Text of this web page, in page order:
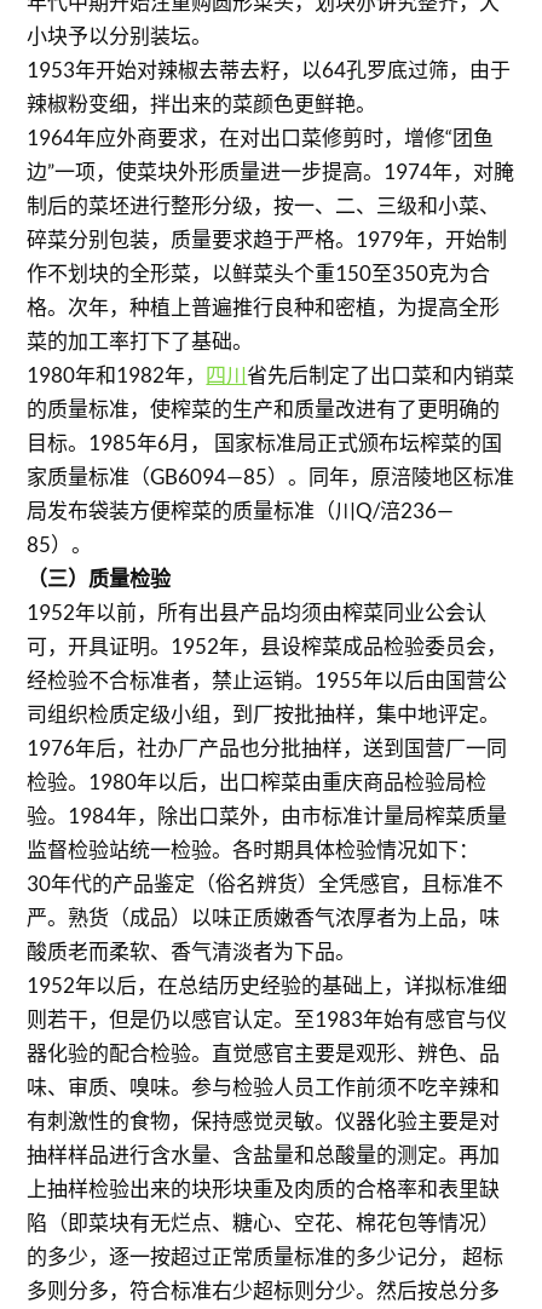
小块予以分别装坛。
1953年开始对辣椒去蒂去籽，以64孔罗底过筛，由于
辣椒粉变细，拌出来的菜颜色更鲜艳。
1964年应外商要求，在对出口菜修剪时，增修“团鱼
边”一项，使菜块外形质量进一步提高。1974年，对腌
制后的菜坯进行整形分级，按一、二、三级和小菜、
碎菜分别包装，质量要求趋于严格。1979年，开始制
作不划块的全形菜，以鲜菜头个重150至350克为合
格。次年，种植上普遍推行良种和密植，为提高全形
菜的加工率打下了基础。
1980年和1982年， 四川省先后制定了出口菜和内销菜
的质量标准，使榨菜的生产和质量改进有了更明确的
目标。1985年6月， 国家标准局正式颁布坛榨菜的国
家质量标准（GB6094—85）。同年，原涪陵地区标准
局发布袋装方便榨菜的质量标准（川Q/涪236—
85）。
（三）质量检验
1952年以前，所有出县产品均须由榨菜同业公会认
可，开具证明。1952年，县设榨菜成品检验委员会，
经检验不合标准者，禁止运销。1955年以后由国营公
司组织检质定级小组，到厂按批抽样，集中地评定。
1976年后，社办厂产品也分批抽样，送到国营厂一同
检验。1980年以后，出口榨菜由重庆商品检验局检
验。1984年，除出口菜外，由市标准计量局榨菜质量
监督检验站统一检验。各时期具体检验情况如下：
30年代的产品鉴定（俗名辨货）全凭感官，且标准不
严。熟货（成品）以味正质嫩香气浓厚者为上品，味
酸质老而柔软、香气清淡者为下品。
1952年以后，在总结历史经验的基础上，详拟标准细
则若干，但是仍以感官认定。至1983年始有感官与仪
器化验的配合检验。直觉感官主要是观形、辨色、品
味、审质、嗅味。参与检验人员工作前须不吃辛辣和
有刺激性的食物，保持感觉灵敏。仪器化验主要是对
抽样样品进行含水量、含盐量和总酸量的测定。再加
上抽样检验出来的块形块重及肉质的合格率和表里缺
陷（即菜块有无烂点、糖心、空花、棉花包等情况）
的多少，逐一按超过正常质量标准的多少记分， 超标
多则分多，符合标准右少超标则分少。然后按总分多